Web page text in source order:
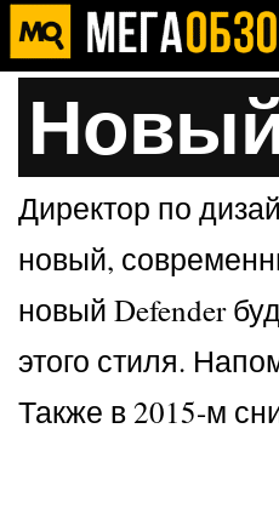
Новый
Директор по
новый,
новый Defender
этого стиля.
Также в 2015-м